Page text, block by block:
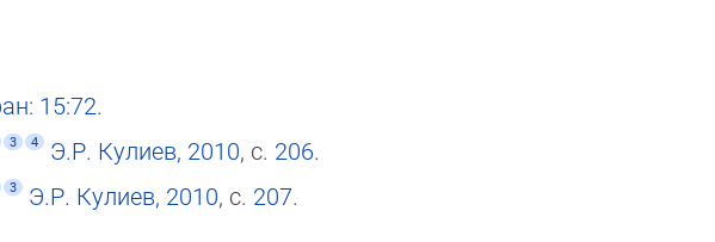
: 15:72.
3 4 Э.Р. Кулиев, 2010, с. 206.
3 Э.Р. Кулиев, 2010, с. 207.